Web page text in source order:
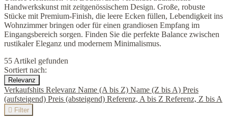
Handwerkskunst mit zeitgenössischem Design. Große, robuste
Stücke mit Premium-Finish, die leere Ecken füllen, Lebendigkeit ins
Wohnzimmer bringen oder für einen grandiosen Empfang im
Eingangsbereich sorgen. Finden Sie die perfekte Balance zwischen
rustikaler Eleganz und modernem Minimalismus.
55 Artikel gefunden
Sortiert nach:
Relevanz
Verkaufshits Relevanz Name (A bis Z) Name (Z bis A) Preis
(aufsteigend) Preis (absteigend) Referenz, A bis Z Referenz, Z bis A
 Filter